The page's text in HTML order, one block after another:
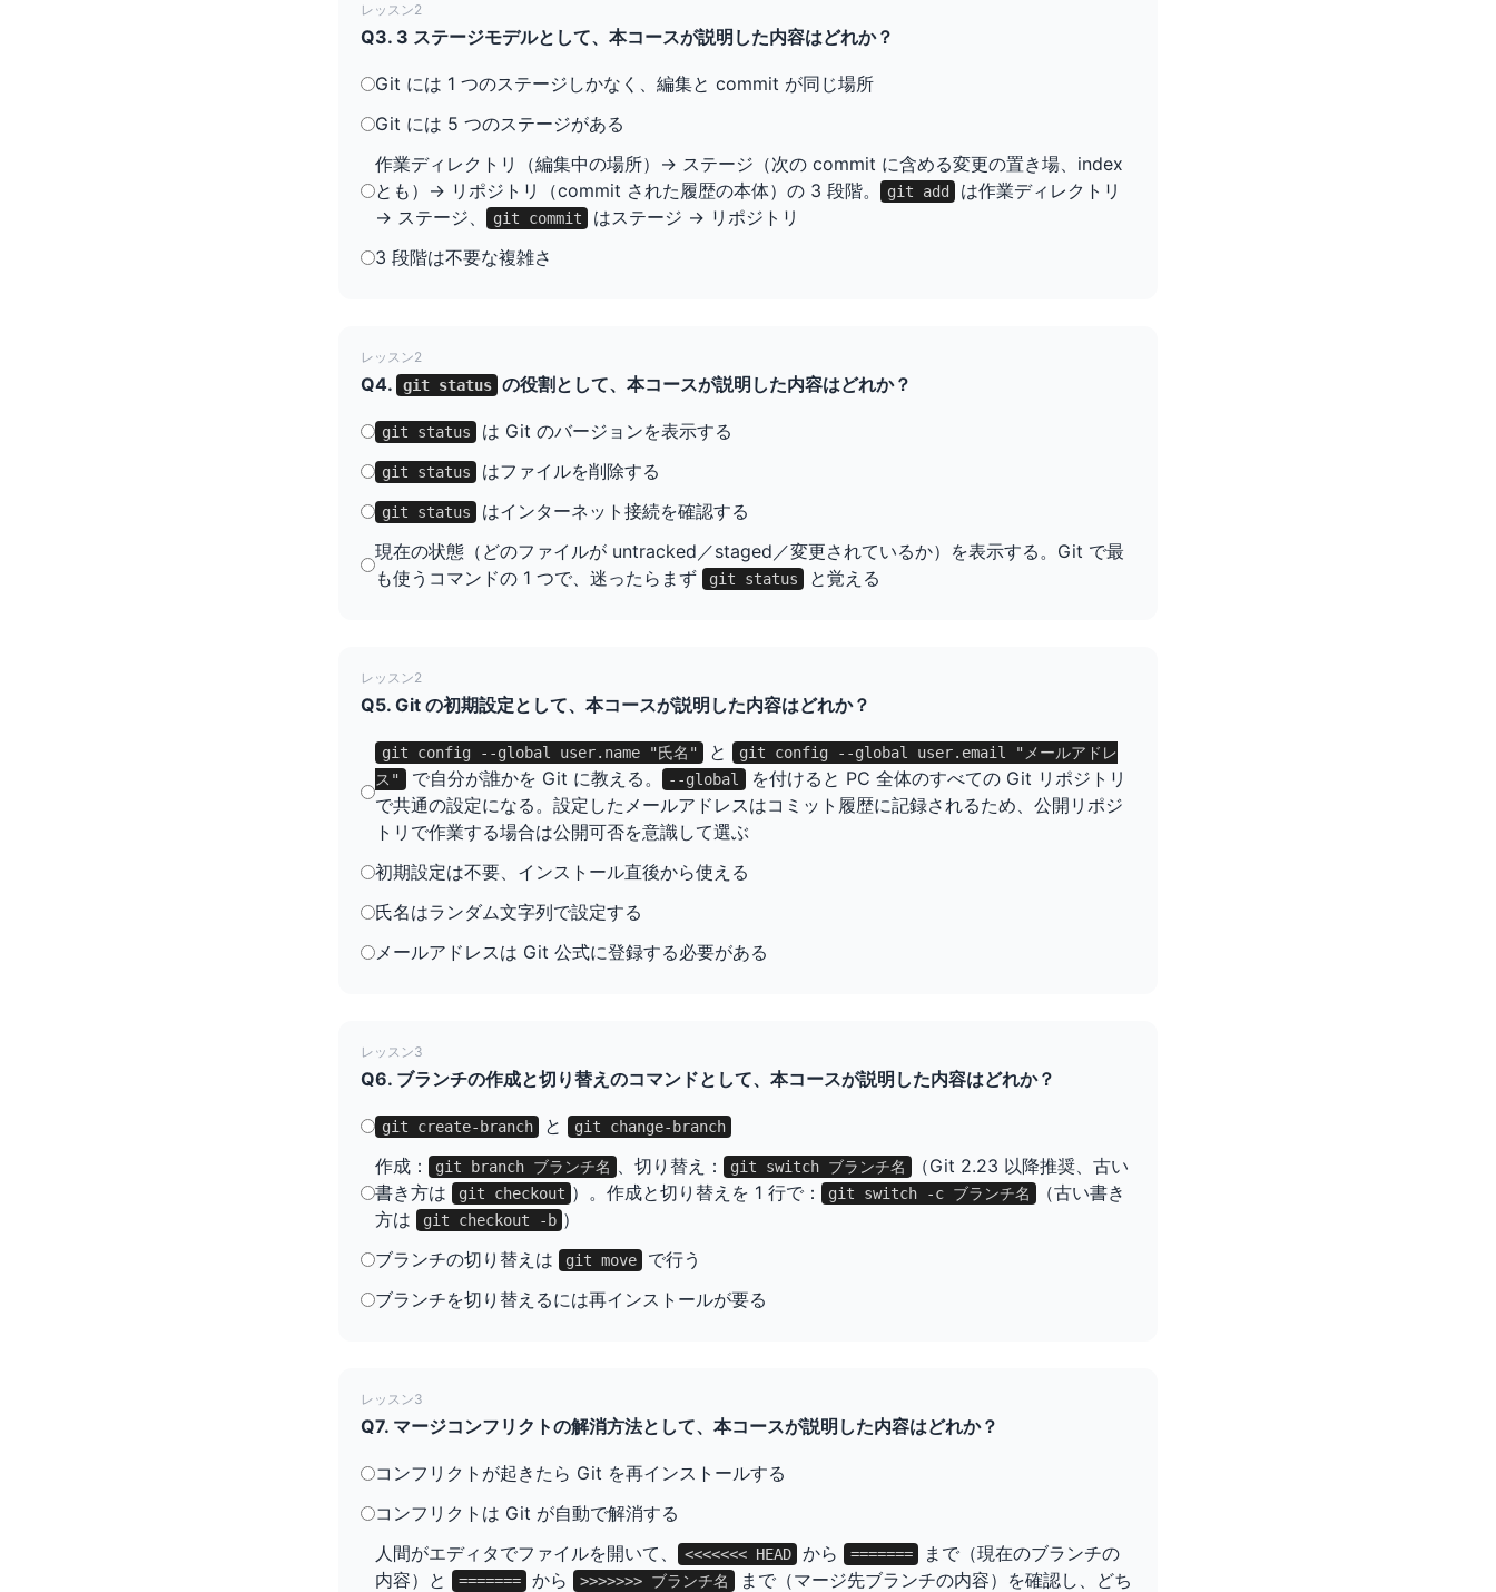
レッスン2
Q3. 3 ステージモデルとして、本コースが説明した内容はどれか？
Git には 1 つのステージしかなく、編集と commit が同じ場所
Git には 5 つのステージがある
作業ディレクトリ（編集中の場所）→ ステージ（次の commit に含める変更の置き場、index
とも）→ リポジトリ（commit された履歴の本体）の 3 段階。
git add
は作業ディレクトリ
→ ステージ、
git commit
はステージ → リポジトリ
3 段階は不要な複雑さ
レッスン2
Q4. git status の役割として、本コースが説明した内容はどれか？
git status は Git のバージョンを表示する
git status はファイルを削除する
git status
はインターネット接続を確認する
現在の状態（どのファイルが untracked／staged／変更されているか）を表示する。Git で最
も使うコマンドの 1 つで、迷ったらまず
git status と覚える
レッスン2
Q5. Git の初期設定として、本コースが説明した内容はどれか？
git config --global user.name "氏名" と git config --global user.email "メールアドレ
ス" で自分が誰かを Git に教える。 --global を付けると PC 全体のすべての Git リポジトリ
で共通の設定になる。設定したメールアドレスはコミット履歴に記録されるため、公開リポジ
トリで作業する場合は公開可否を意識して選ぶ
初期設定は不要、インストール直後から使える
氏名はランダム文字列で設定する
メールアドレスは Git 公式に登録する必要がある
レッスン3
Q6. ブランチの作成と切り替えのコマンドとして、本コースが説明した内容はどれか？
git create-branch と git change-branch
作成： git branch ブランチ名 、切り替え： git switch ブランチ名
（Git 2.23 以降推奨、古い
書き方は
git checkout ）。作成と切り替えを 1 行で： git switch -c ブランチ名
（古い書き
方は
git checkout -b ）
ブランチの切り替えは
git move
で行う
ブランチを切り替えるには再インストールが要る
レッスン3
Q7. マージコンフリクトの解消方法として、本コースが説明した内容はどれか？
コンフリクトが起きたら Git を再インストールする
コンフリクトは Git が自動で解消する
人間がエディタでファイルを開いて、
<<<<<<< HEAD から =======
まで（現在のブランチの
内容）と
======= から >>>>>>> ブランチ名
まで（マージ先ブランチの内容）を確認し、どち